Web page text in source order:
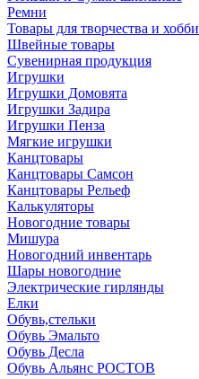
Ремни
Товары для творчества и хобби
Швейные товары
Сувенирная продукция
Игрушки
Игрушки Домовята
Игрушки Задира
Игрушки Пенза
Мягкие игрушки
Канцтовары
Канцтовары Самсон
Канцтовары Рельеф
Калькуляторы
Новогодние товары
Мишура
Новогодний инвентарь
Шары новогодние
Электрические гирлянды
Елки
Обувь,стельки
Обувь Эмальто
Обувь Десла
Обувь Альянс РОСТОВ